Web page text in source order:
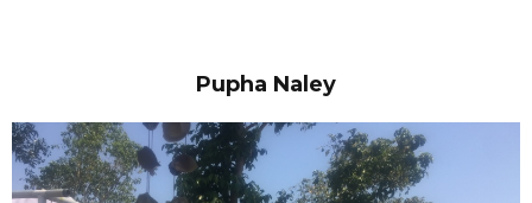
Pupha Naley